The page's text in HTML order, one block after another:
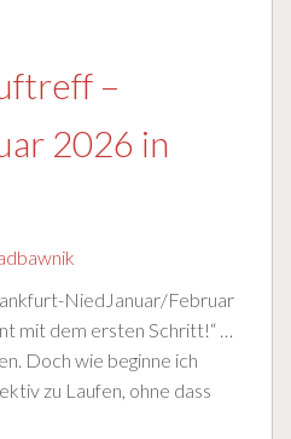
–
2026 in
NiedJanuar/Februar
mit dem ersten Schritt!“ …
Doch wie beginne ich
zu Laufen, ohne dass